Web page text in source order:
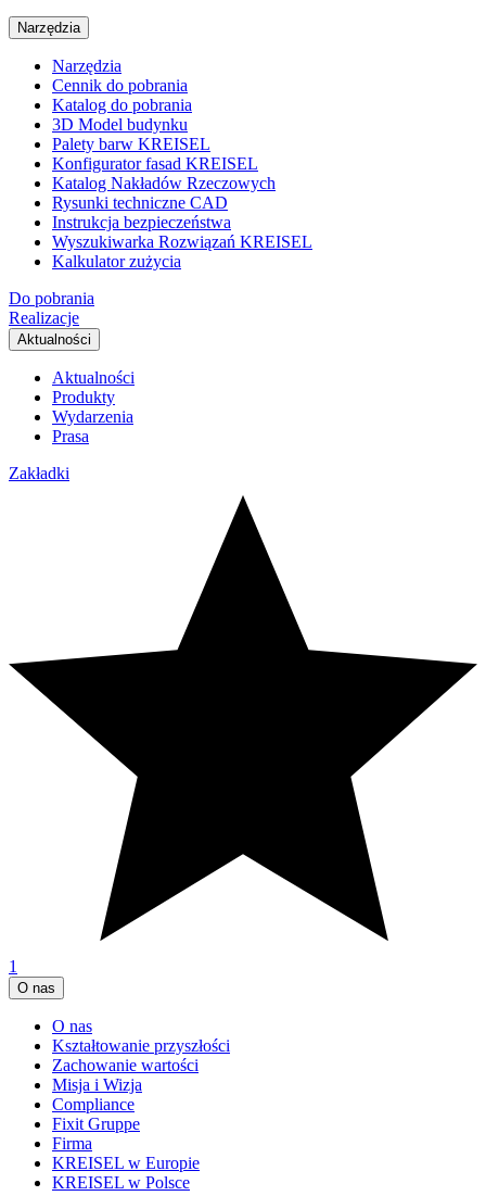
Narzędzia
Narzędzia
Cennik do pobrania
Katalog do pobrania
3D Model budynku
Palety barw KREISEL
Konfigurator fasad KREISEL
Katalog Nakładów Rzeczowych
Rysunki techniczne CAD
Instrukcja bezpieczeństwa
Wyszukiwarka Rozwiązań KREISEL
Kalkulator zużycia
Do pobrania
Realizacje
Aktualności
Aktualności
Produkty
Wydarzenia
Prasa
Zakładki
1
O nas
O nas
Kształtowanie przyszłości
Zachowanie wartości
Misja i Wizja
Compliance
Fixit Gruppe
Firma
KREISEL w Europie
KREISEL w Polsce